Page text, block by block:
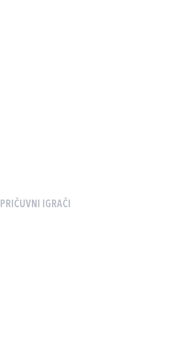
PRIČUVNI IGRAČI